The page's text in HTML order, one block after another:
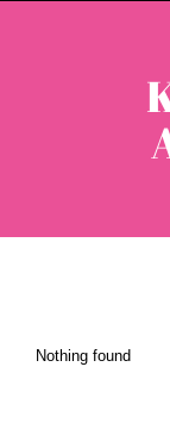
Nothing found